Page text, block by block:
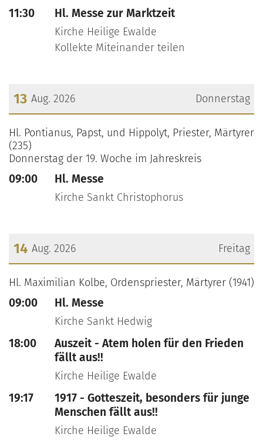
11:30 Hl. Messe zur Marktzeit
Kirche Heilige Ewalde
Kollekte Miteinander teilen
Donnerstag
13 Aug. 2026
???msg.page.sr.date??? 13. August 2026
Hl. Pontianus, Papst, und Hippolyt, Priester, Märtyrer
(235)
Donnerstag der 19. Woche im Jahreskreis
09:00 Hl. Messe
Kirche Sankt Christophorus
Freitag
14 Aug. 2026
???msg.page.sr.date??? 14. August 2026
Hl. Maximilian Kolbe, Ordenspriester, Märtyrer (1941)
09:00 Hl. Messe
Kirche Sankt Hedwig
18:00
Auszeit - Atem holen für den Frieden
fällt aus!!
Kirche Heilige Ewalde
19:17
1917 - Gotteszeit, besonders für junge
Menschen fällt aus!!
Kirche Heilige Ewalde